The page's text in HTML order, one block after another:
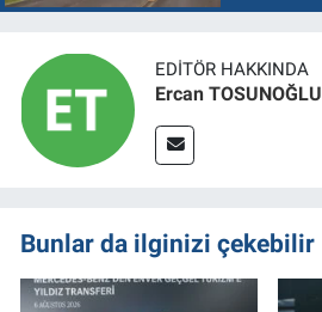
EDITÖR HAKKINDA
Ercan TOSUNOĞLU
Bunlar da ilginizi çekebilir